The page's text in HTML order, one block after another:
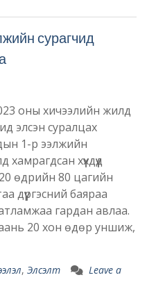
сурагчид
оны хичээлийн жилд
элсэн суралцах
1-р ээлжийн
хамрагдсан хүүхдүүд
өдрийн 80 цагийн
дүүргэсний баяраа
гардан авлаа.
маань 20 хон өдөр уншиж,
, Элсэлт
Leave a